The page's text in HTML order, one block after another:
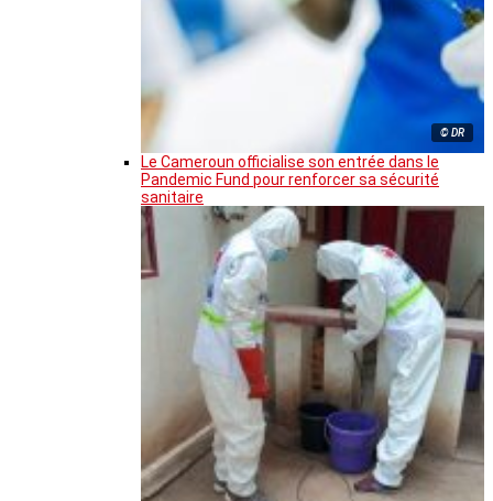
© DR
Le Cameroun officialise son entrée dans le
Pandemic Fund pour renforcer sa sécurité
sanitaire